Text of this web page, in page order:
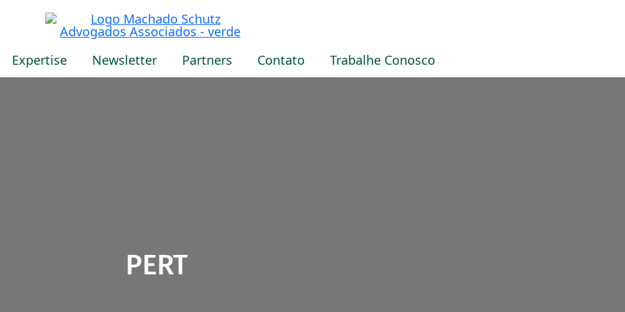
Expertise Newsletter Partners Contato Trabalhe Conosco
PERT